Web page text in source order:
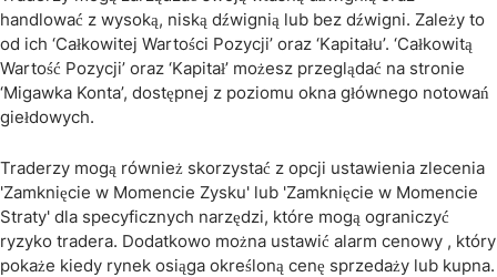
handlować z wysoką, niską dźwignią lub bez dźwigni. Zależy to
od ich ‘Całkowitej Wartości Pozycji’ oraz ‘Kapitału’. ‘Całkowitą
Wartość Pozycji’ oraz ‘Kapitał’ możesz przeglądać na stronie
‘Migawka Konta’, dostępnej z poziomu okna głównego notowań
giełdowych.
Traderzy mogą również skorzystać z opcji ustawienia zlecenia
'Zamknięcie w Momencie Zysku' lub 'Zamknięcie w Momencie
Straty' dla specyficznych narzędzi, które mogą ograniczyć
ryzyko tradera. Dodatkowo można ustawić alarm cenowy , który
pokaże kiedy rynek osiąga określoną cenę sprzedaży lub kupna.